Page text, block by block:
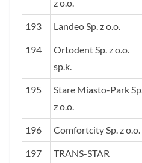
z o.o.
193 Landeo Sp. z o.o.
194
Ortodent Sp. z o.o.
sp.k.
195
Stare Miasto-Park Sp.
z o.o.
196 Comfortcity Sp. z o.o.
197
TRANS-STAR